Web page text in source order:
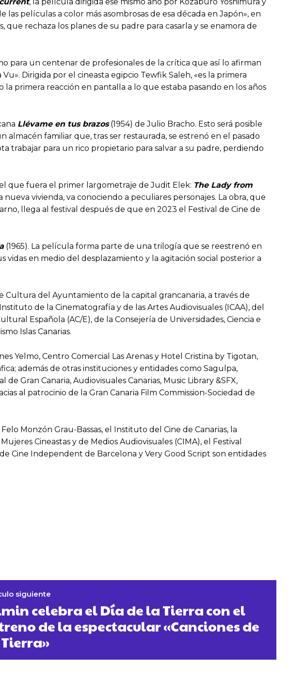
películas a color más asombrosas de esa década en Japón», en
rechaza los planes de su padre para casarla y se enamora de
para un centenar de profesionales de la crítica que así lo afirman
Dirigida por el cineasta egipcio Tewfik Saleh, «es la primera
primera reacción en pantalla a lo que estaba pasando en los años
Llévame en tus brazos(1954) de Julio Bracho. Esto será posible
almacén familiar que, tras ser restaurada, se estrenó en el pasado
trabajar para un rico propietario para salvar a su padre, perdiendo
que fuera el primer largometraje de Judit Elek: The Lady from
vivienda, va conociendo a peculiares personajes. La obra, que
llega al festival después de que en 2023 el Festival de Cine de
(1965). La película forma parte de una trilogía que se reestrenó en
en medio del desplazamiento y la agitación social posterior a
Cultura del Ayuntamiento de la capital grancanaria, a través de
de la Cinematografía y de las Artes Audiovisuales (ICAA), del
Española (AC/E), de la Consejería de Universidades, Ciencia e
Islas Canarias.
Yelmo, Centro Comercial Las Arenas y Hotel Cristina by Tigotan,
además de otras instituciones y entidades como Sagulpa,
Gran Canaria, Audiovisuales Canarias, Music Library &SFX,
al patrocinio de la Gran Canaria Film Commission-Sociedad de
Monzón Grau-Bassas, el Instituto del Cine de Canarias, la
Cineastas y de Medios Audiovisuales (CIMA), el Festival
Cine Independent de Barcelona y Very Good Script son entidades
siguiente
celebra el Día de la Tierra con el
de la espectacular «Canciones de